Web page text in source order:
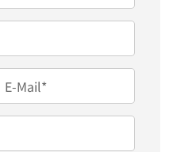
der gemütliche
Zentrum für die
das separate
Stunden ein. Hier
aus
mit einem
E-Mail*